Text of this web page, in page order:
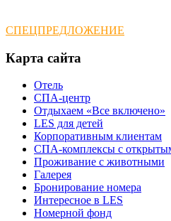
СПЕЦПРЕДЛОЖЕНИЕ
Карта сайта
Отель
СПА-центр
Отдыхаем «Все включено»
LES для детей
Корпоративным клиентам
СПА-комплексы с
Проживание с животными
Галерея
Бронирование номера
Интересное в LES
Номерной фонд